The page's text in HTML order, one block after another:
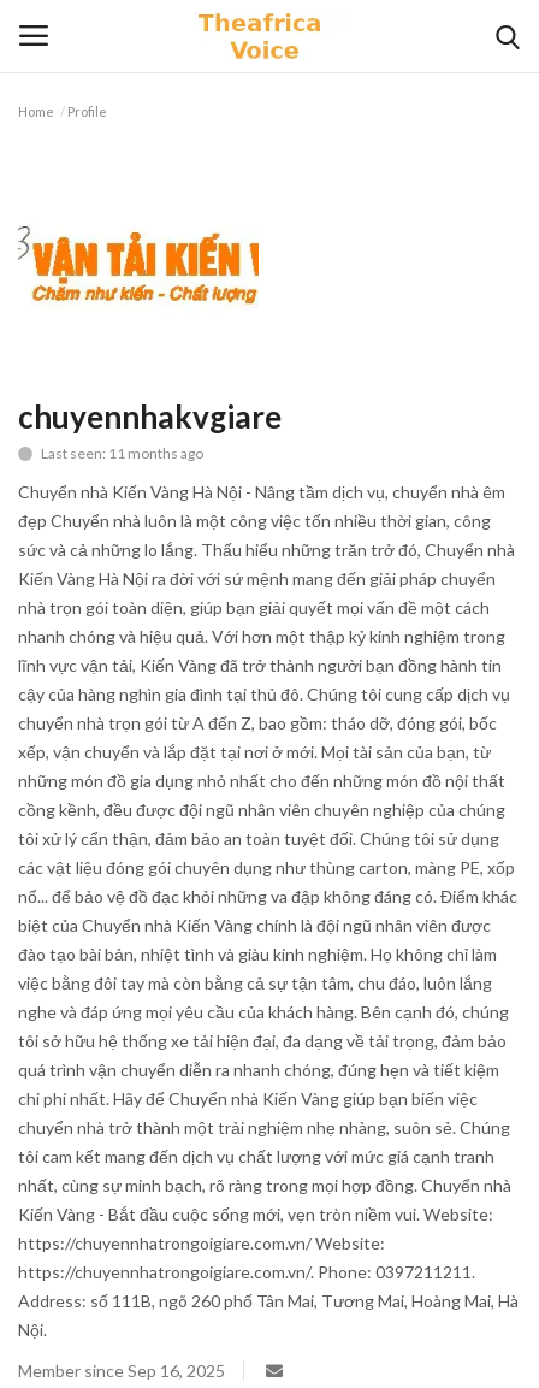
Contact
Lifestyle
Gallery
Blog
Trending
Fashion
Sitemap
News
Business
Home Profile
chuyennhakvgiare
Last seen: 11 months ago
Chuyển nhà Kiến Vàng Hà Nội - Nâng tầm dịch vụ, chuyển nhà êm
đẹp Chuyển nhà luôn là một công việc tốn nhiều thời gian, công
sức và cả những lo lắng. Thấu hiểu những trăn trở đó, Chuyển nhà
Kiến Vàng Hà Nội ra đời với sứ mệnh mang đến giải pháp chuyển
nhà trọn gói toàn diện, giúp bạn giải quyết mọi vấn đề một cách
nhanh chóng và hiệu quả. Với hơn một thập kỷ kinh nghiệm trong
lĩnh vực vận tải, Kiến Vàng đã trở thành người bạn đồng hành tin
cậy của hàng nghìn gia đình tại thủ đô. Chúng tôi cung cấp dịch vụ
chuyển nhà trọn gói từ A đến Z, bao gồm: tháo dỡ, đóng gói, bốc
xếp, vận chuyển và lắp đặt tại nơi ở mới. Mọi tài sản của bạn, từ
những món đồ gia dụng nhỏ nhất cho đến những món đồ nội thất
cồng kềnh, đều được đội ngũ nhân viên chuyên nghiệp của chúng
tôi xử lý cẩn thận, đảm bảo an toàn tuyệt đối. Chúng tôi sử dụng
các vật liệu đóng gói chuyên dụng như thùng carton, màng PE, xốp
nổ... để bảo vệ đồ đạc khỏi những va đập không đáng có. Điểm khác
biệt của Chuyển nhà Kiến Vàng chính là đội ngũ nhân viên được
đào tạo bài bản, nhiệt tình và giàu kinh nghiệm. Họ không chỉ làm
việc bằng đôi tay mà còn bằng cả sự tận tâm, chu đáo, luôn lắng
nghe và đáp ứng mọi yêu cầu của khách hàng. Bên cạnh đó, chúng
tôi sở hữu hệ thống xe tải hiện đại, đa dạng về tải trọng, đảm bảo
quá trình vận chuyển diễn ra nhanh chóng, đúng hẹn và tiết kiệm
chi phí nhất. Hãy để Chuyển nhà Kiến Vàng giúp bạn biến việc
chuyển nhà trở thành một trải nghiệm nhẹ nhàng, suôn sẻ. Chúng
tôi cam kết mang đến dịch vụ chất lượng với mức giá cạnh tranh
nhất, cùng sự minh bạch, rõ ràng trong mọi hợp đồng. Chuyển nhà
Kiến Vàng - Bắt đầu cuộc sống mới, vẹn tròn niềm vui. Website:
https://chuyennhatrongoigiare.com.vn/ Website:
https://chuyennhatrongoigiare.com.vn/. Phone: 0397211211.
Address: số 111B, ngõ 260 phố Tân Mai, Tương Mai, Hoàng Mai, Hà
Nội.
Member since Sep 16, 2025